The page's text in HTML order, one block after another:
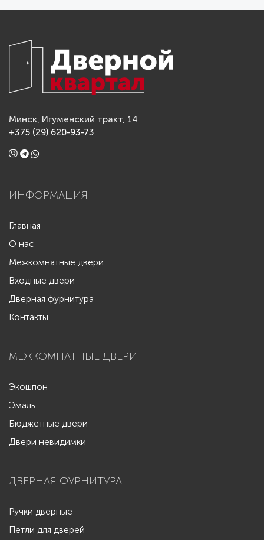
Минск, Игуменский тракт, 14
+375 (29) 620-93-73
ИНФОРМАЦИЯ
Главная
О нас
Межкомнатные двери
Входные двери
Дверная фурнитура
Контакты
МЕЖКОМНАТНЫЕ ДВЕРИ
Экошпон
Эмаль
Бюджетные двери
Двери невидимки
ДВЕРНАЯ ФУРНИТУРА
Ручки дверные
Петли для дверей